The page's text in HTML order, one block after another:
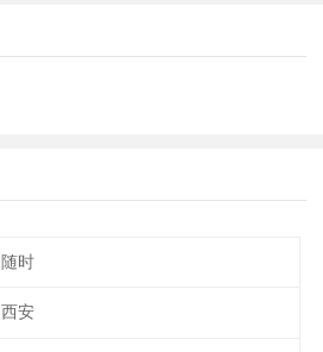
随时
西安